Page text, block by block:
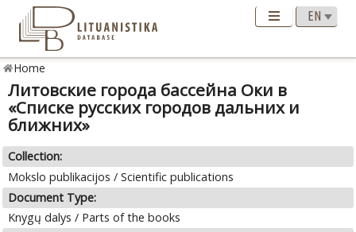
Home
Литовские города бассейна Оки в
«Списке русских городов дальних и
ближних»
Collection:
Mokslo publikacijos / Scientific publications
Document Type:
Knygų dalys / Parts of the books